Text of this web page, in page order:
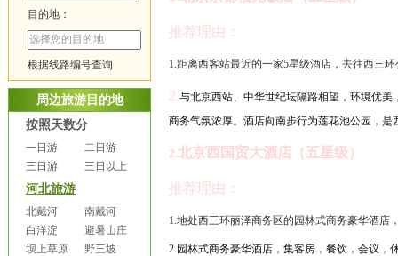
目的地：
根据线路编号查询
周边旅游目的地
按照天数分
一日游
二日游
三日游
三日以上
河北旅游
北戴河
南戴河
白洋淀
避暑山庄
坝上草原
野三坡
推荐理由：
1.距离西客站最近的一家5星级酒店，去往西三
2.与北京西站、中华世纪坛隔路相望，环境优
商务气氛浓厚。酒店向南步行为莲花池公园，
2.北京西国贸大酒店（五星级）
推荐理由：
1.地处西三环丽泽商务区的园林式商务豪华酒店
2. 园林式商务豪华酒店，集客房，餐饮，会议